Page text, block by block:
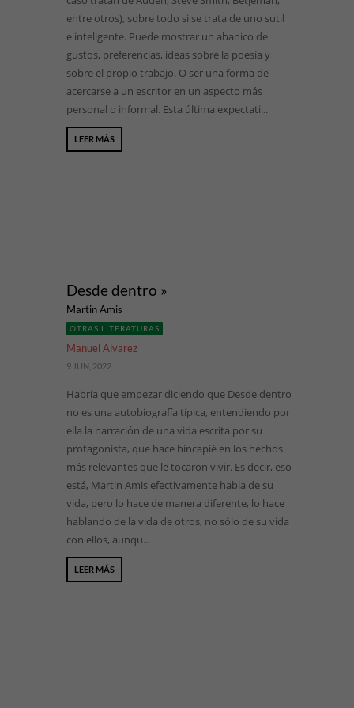
entre otros), sobre todo si se trata de uno sutil
e inteligente. Puede mostrar un abanico de
gustos, preferencias, ideas sobre la poesía y
sobre el propio trabajo. O ser una forma de
acercarse a un escritor en un aspecto más
personal o informal. Esta última expectati...
LEER MÁS
Desde dentro »
Martin Amis
OTRAS LITERATURAS
Manuel Álvarez
9 JUN, 2022
Habría que empezar diciendo que Desde dentro
no es una autobiografía típica, entendiendo por
ella la narración de una vida escrita por su
protagonista, que hace hincapié en los hechos
más relevantes que le tocaron vivir. Es decir, eso
está, Martin Amis efectivamente habla de su
vida, pero lo hace de manera diferente, lo hace
hablando de la vida de otros, no sólo de su vida
con ellos, aunqu...
LEER MÁS